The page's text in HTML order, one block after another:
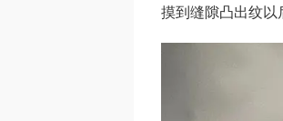
摸到缝隙凸出纹以